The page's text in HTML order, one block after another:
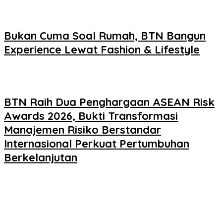
Bukan Cuma Soal Rumah, BTN Bangun
Experience Lewat Fashion & Lifestyle
BTN Raih Dua Penghargaan ASEAN Risk
Awards 2026, Bukti Transformasi
Manajemen Risiko Berstandar
Internasional Perkuat Pertumbuhan
Berkelanjutan